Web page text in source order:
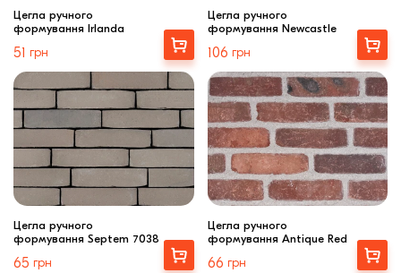
Цегла ручного
формування Irlanda
51 грн
Вибрати
Цегла ручного
формування Newcastle
106 грн
Вибрати
Цегла ручного
формування Septem 7038
65 грн
Вибрати
Цегла ручного
формування Antique Red
66 грн
Вибрати